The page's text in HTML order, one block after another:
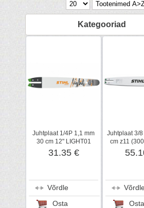
Kategooriad
Juhtplaat 1/4P 1,1 mm
30 cm 12" LIGHT01
(3005), STIHL
31.35 €
Võrdle
Osta
Juhtplaat 3/8
cm z11
Osta